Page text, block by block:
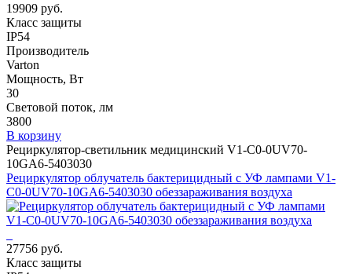
19909 руб.
Класс защиты
IP54
Производитель
Varton
Мощность, Вт
30
Световой поток, лм
3800
В корзину
Рециркулятор-светильник медицинский V1-C0-0UV70-
10GA6-5403030
Рециркулятор облучатель бактерицидный с УФ лампами V1-
C0-0UV70-10GA6-5403030 обеззараживания воздуха
27756 руб.
Класс защиты